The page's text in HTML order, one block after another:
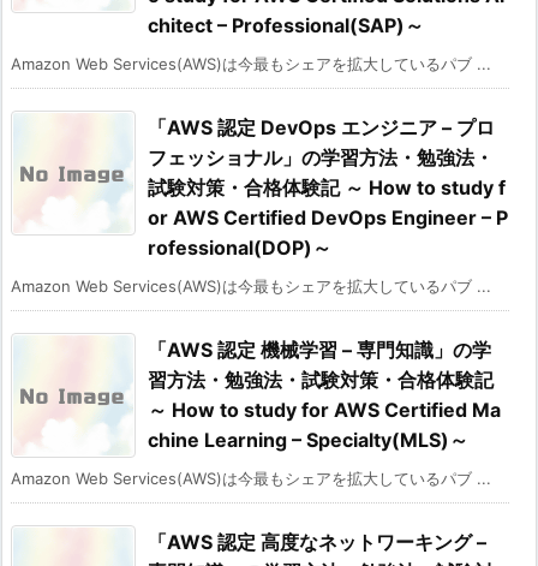
chitect – Professional(SAP)～
Amazon Web Services(AWS)は今最もシェアを拡大しているパブ ...
「AWS 認定 DevOps エンジニア – プロ
フェッショナル」の学習方法・勉強法・
試験対策・合格体験記 ～ How to study f
or AWS Certified DevOps Engineer – P
rofessional(DOP)～
Amazon Web Services(AWS)は今最もシェアを拡大しているパブ ...
「AWS 認定 機械学習 – 専門知識」の学
習方法・勉強法・試験対策・合格体験記
～ How to study for AWS Certified Ma
chine Learning – Specialty(MLS)～
Amazon Web Services(AWS)は今最もシェアを拡大しているパブ ...
「AWS 認定 高度なネットワーキング –